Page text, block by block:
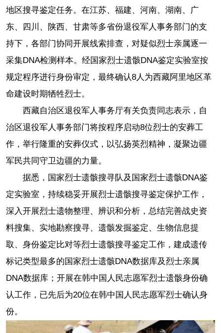
地区搜寻鉴定任务。在江苏、福建、河南、湖南、广
东、四川、陕西、甘肃等多省份退役军人事务部门的支
持下，各部门协同开展线索排查，对疑似烈士亲属逐一
采集DNA检测样本。经国家烈士遗骸DNA鉴定实验室按
规定程序进行身份审定，最终确认8人为西藏阿里地区革
命建设时期牺牲烈士。
西藏自治区退役军人事务厅有关负责同志表示，自
治区退役军人事务部门将按程序启动8位烈士的安葬工
作，举行隆重的安葬仪式，以弘扬英烈精神，凝聚边疆
军民共同守卫边疆的力量。
据悉，国家烈士遗骸搜寻队及国家烈士遗骸DNA鉴
定实验室，持续稳妥开展烈士遗骸搜寻鉴定保护工作，
深入开展烈士遗物整理、辨识和分析，总结完善战史资
料搜集、实地勘察搜寻、遗骸发掘鉴定、生物信息提
取、身份鉴定比对等烈士遗骸搜寻鉴定工作，建成遗传
标记类型最多的国家烈士遗骸DNA数据库及烈士亲属
DNA数据库；开展在韩中国人民志愿军烈士遗骸身份确
认工作，已先后为20位在韩中国人民志愿军烈士确认身
份。